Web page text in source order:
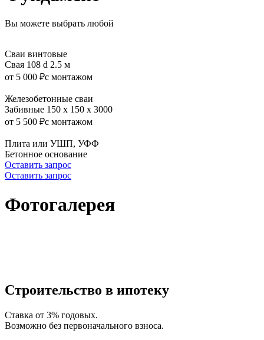
Вы можете выбрать любой
Сваи винтовые
Свая 108 d 2.5 м
от 5 000 ₽с монтажом
Железобетонные сваи
Забивные 150 x 150 x 3000
от 5 500 ₽с монтажом
Плита или УШП, УФФ
Бетонное основание
Оставить запрос
Оставить запрос
Фотогалерея
Строительство в ипотеку
Ставка от 3% годовых.
Возможно без первоначального взноса.